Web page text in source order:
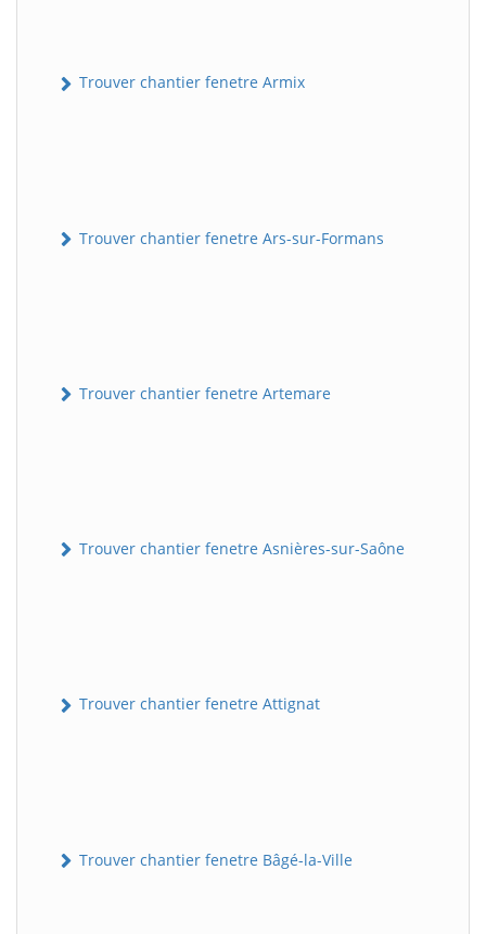
Trouver chantier fenetre Armix
Trouver chantier fenetre Ars-sur-Formans
Trouver chantier fenetre Artemare
Trouver chantier fenetre Asnières-sur-Saône
Trouver chantier fenetre Attignat
Trouver chantier fenetre Bâgé-la-Ville